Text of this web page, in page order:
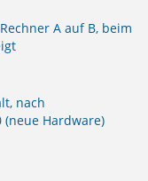
A auf B, beim
nach
Hardware)